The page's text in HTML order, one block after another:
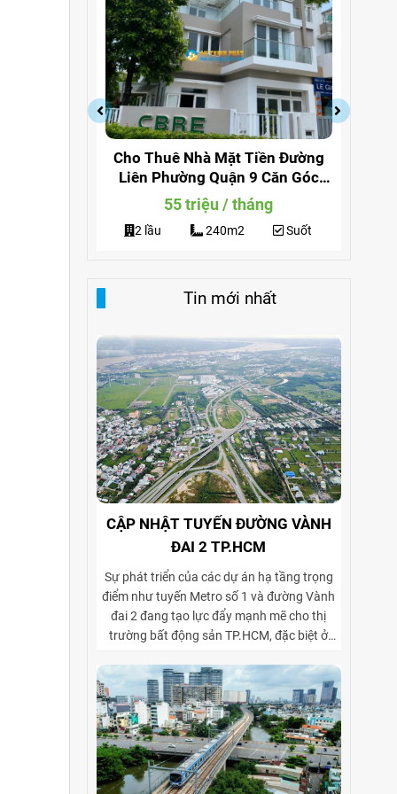
Cho Thuê Nhà Mặt Tiền Đường
Liên Phường Quận 9 Căn Góc
Làm Văn Phòng
55 triệu / tháng
2 lầu 240m2 Suốt
Tin mới nhất
CẬP NHẬT TUYẾN ĐƯỜNG VÀNH
ĐAI 2 TP.HCM
Sự phát triển của các dự án hạ tầng trọng
điểm như tuyến Metro số 1 và đường Vành
đai 2 đang tạo lực đẩy mạnh mẽ cho thị
trường bất động sản TP.HCM, đặc biệt ở
phòng. Vành đai 2 hoàn thiện mạng lưới
giao thông liên vùng, rút ngắn thời gian di
chuyển từ ngoại thành vào trung tâm, mở
rộng không gian phát triển cho các khu đô
thị mới, khu biệt thự cao cấp và cụm văn
phòng ở những vị trí chiến lược. Sự kết hợp
giữa tiện ích di chuyển và hạ tầng đồng bộ